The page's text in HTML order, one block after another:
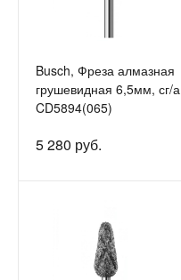
Busch, Фреза алмазная
грушевидная 6,5мм, сг/а
CD5894(065)
5 280 руб.